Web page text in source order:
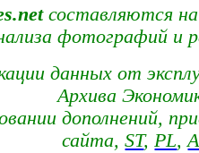
составляются
фотографий и
данных от
Архива
дополнений,
сайта,ST,PL,